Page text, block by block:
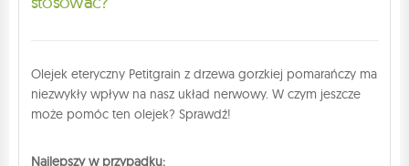
Olejek eteryczny Petitgrain z drzewa gorzkiej pomarańczy ma
niezwykły wpływ na nasz układ nerwowy. W czym jeszcze
może pomóc ten olejek? Sprawdź!
Najlepszy w przypadku: